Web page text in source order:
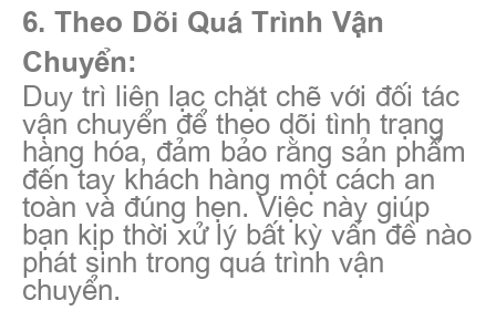
6. Theo Dõi Quá Trình Vận
Chuyển:
Duy trì liên lạc chặt chẽ với đối tác
vận chuyển để theo dõi tình trạng
hàng hóa, đảm bảo rằng sản phẩm
đến tay khách hàng một cách an
toàn và đúng hẹn. Việc này giúp
bạn kịp thời xử lý bất kỳ vấn đề nào
phát sinh trong quá trình vận
chuyển.